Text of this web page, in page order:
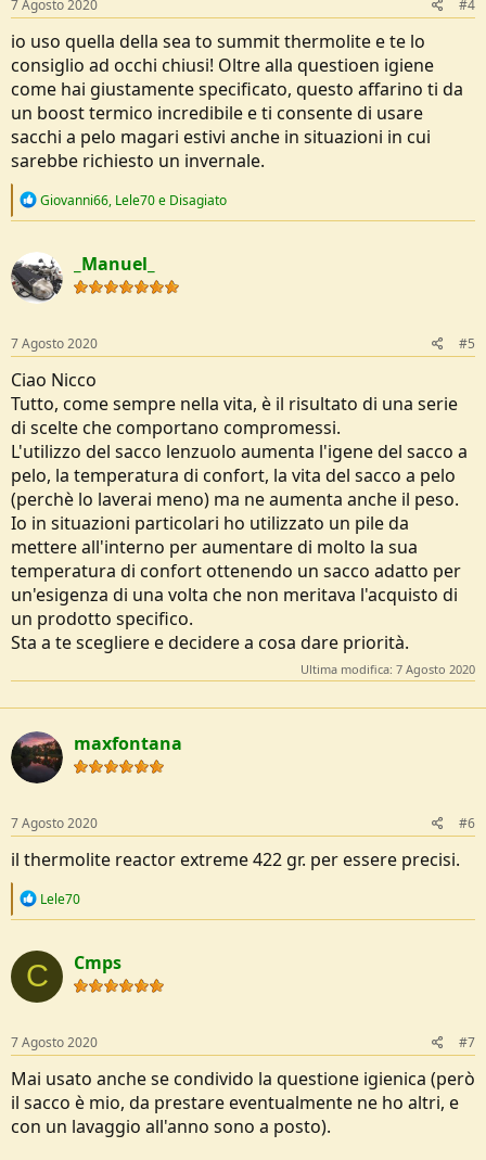
7 Agosto 2020 #4
io uso quella della sea to summit thermolite e te lo
consiglio ad occhi chiusi! Oltre alla questioen igiene
come hai giustamente specificato, questo affarino ti da
un boost termico incredibile e ti consente di usare
sacchi a pelo magari estivi anche in situazioni in cui
sarebbe richiesto un invernale.
R
c
t
i
o
s
:
Giovanni66, Lele70e Disagiato
_Manuel_
7 Agosto 2020 #5
Ciao Nicco
Tutto, come sempre nella vita, è il risultato di una serie
di scelte che comportano compromessi.
L'utilizzo del sacco lenzuolo aumenta l'igene del sacco a
pelo, la temperatura di confort, la vita del sacco a pelo
(perchè lo laverai meno) ma ne aumenta anche il peso.
Io in situazioni particolari ho utilizzato un pile da
mettere all'interno per aumentare di molto la sua
temperatura di confort ottenendo un sacco adatto per
un'esigenza di una volta che non meritava l'acquisto di
un prodotto specifico.
Sta a te scegliere e decidere a cosa dare priorità.
Ultima modifica: 7 Agosto 2020
maxfontana
7 Agosto 2020 #6
il thermolite reactor extreme 422 gr. per essere precisi.
R
c
t
i
o
s
:
Lele70
C Cmps
7 Agosto 2020 #7
Mai usato anche se condivido la questione igienica (però
il sacco è mio, da prestare eventualmente ne ho altri, e
con un lavaggio all'anno sono a posto).